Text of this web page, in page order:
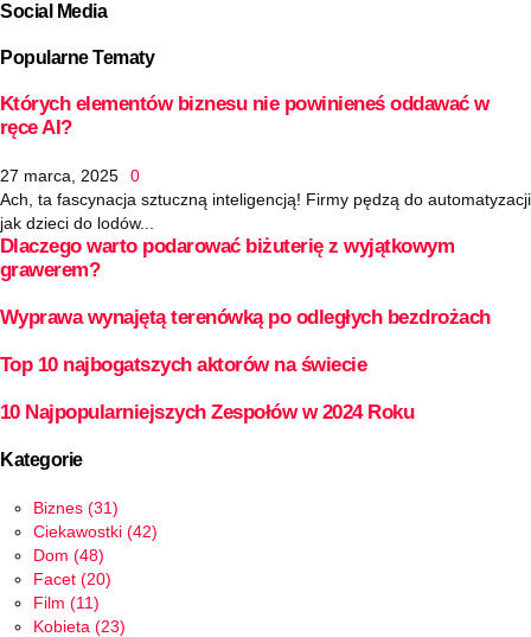
Social Media
Popularne Tematy
Których elementów biznesu nie powinieneś oddawać w
ręce AI?
27 marca, 2025
0
Ach, ta fascynacja sztuczną inteligencją! Firmy pędzą do automatyzacji
jak dzieci do lodów...
Dlaczego warto podarować biżuterię z wyjątkowym
grawerem?
Wyprawa wynajętą terenówką po odległych bezdrożach
Top 10 najbogatszych aktorów na świecie
10 Najpopularniejszych Zespołów w 2024 Roku
Kategorie
Biznes (31)
Ciekawostki (42)
Dom (48)
Facet (20)
Film (11)
Kobieta (23)